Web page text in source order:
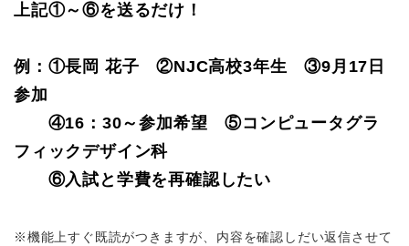
上記①～⑥を送るだけ！
例：①長岡 花子 ②NJC高校3年生 ③9月17日
参加
④16：30～参加希望 ⑤コンピュータグラ
フィックデザイン科
⑥入試と学費を再確認したい
※機能上すぐ既読がつきますが、内容を確認しだい返信させて